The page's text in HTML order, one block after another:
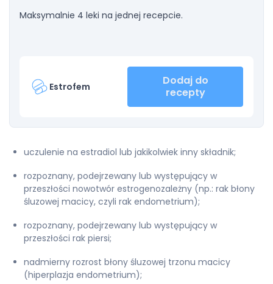
Maksymalnie 4 leki na jednej recepcie.
Estrofem
Dodaj do
recepty
uczulenie na estradiol lub jakikolwiek inny składnik;
rozpoznany, podejrzewany lub występujący w
przeszłości nowotwór estrogenozależny (np.: rak błony
śluzowej macicy, czyli rak endometrium);
rozpoznany, podejrzewany lub występujący w
przeszłości rak piersi;
nadmierny rozrost błony śluzowej trzonu macicy
(hiperplazja endometrium);